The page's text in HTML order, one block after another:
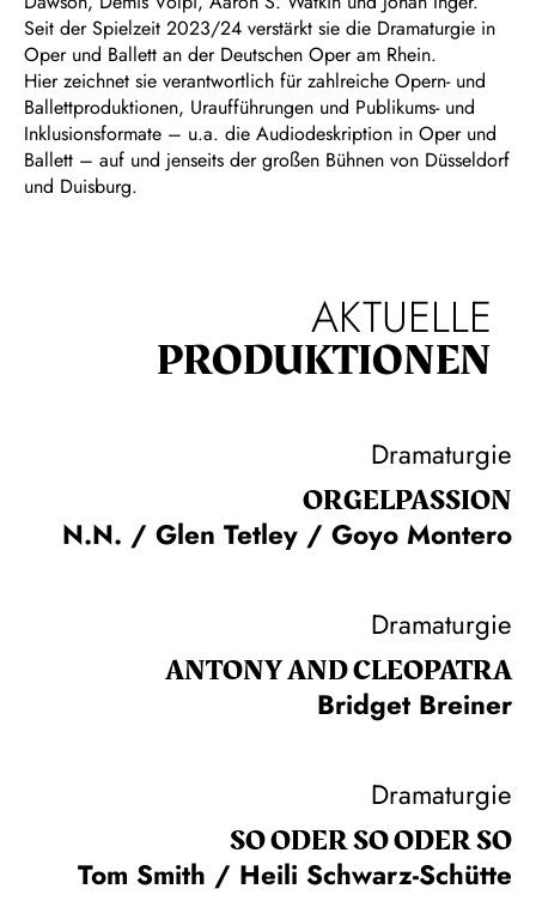
Seit der Spielzeit 2023/24 verstärkt sie die Dramaturgie in
Oper und Ballett an der Deutschen Oper am Rhein.
Hier zeichnet sie verantwortlich für zahlreiche Opern- und
Ballettproduktionen, Uraufführungen und Publikums- und
Inklusionsformate – u.a. die Audiodeskription in Oper und
Ballett – auf und jenseits der großen Bühnen von Düsseldorf
und Duisburg.
AKTUELLE
PRODUKTIONEN
Dramaturgie
ORGEL­PASSION
N.N. / Glen Tetley / Goyo Montero
Dramaturgie
ANTONY AND CLEOPATRA
Bridget Breiner
Dramaturgie
SO ODER SO ODER SO
Tom Smith / Heili Schwarz-Schütte